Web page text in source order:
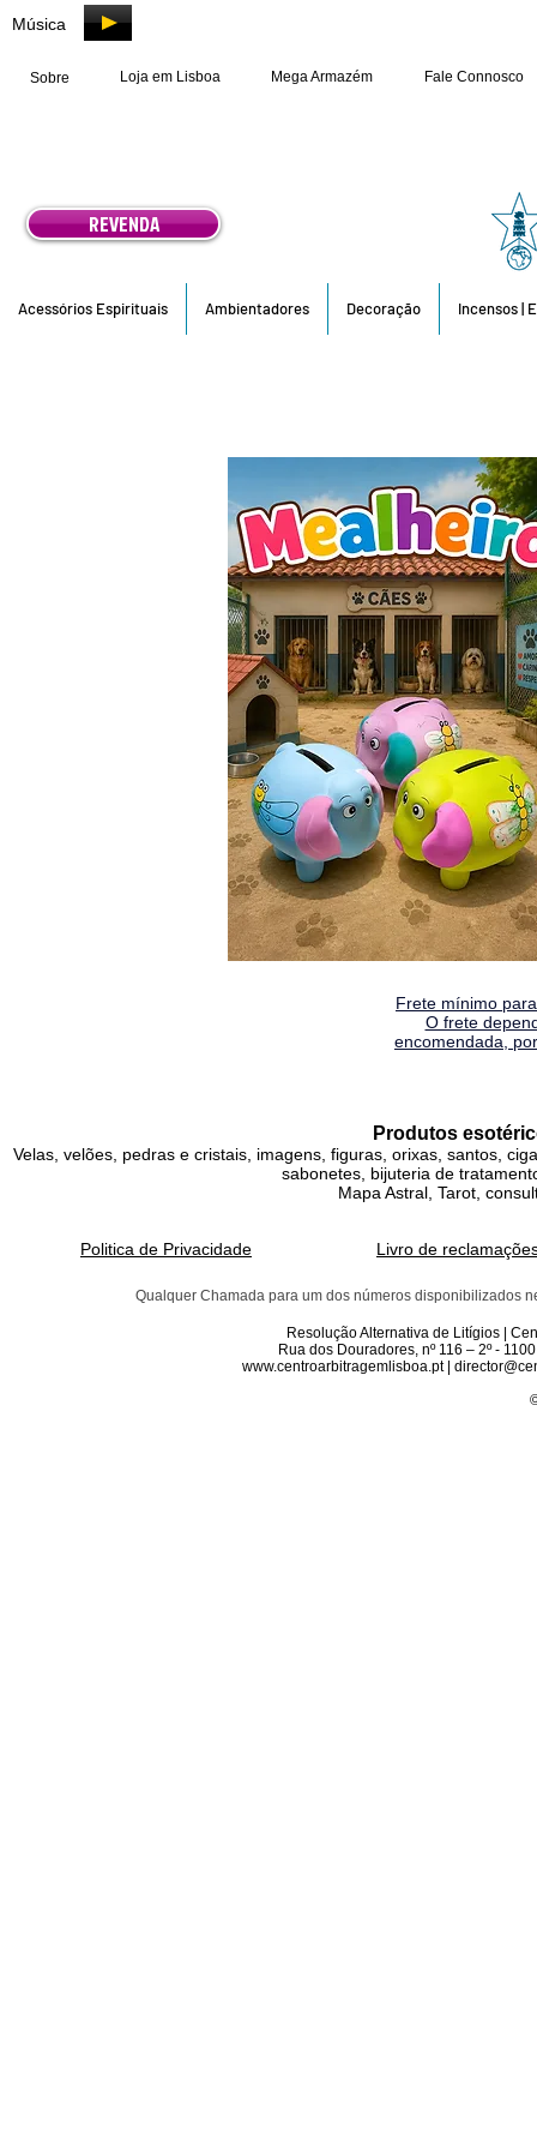
Música
Sobre Loja em Lisboa Mega Armazém Fale Connosco
REVENDA
Acessórios Espirituais Ambientadores Decoração Incensos |
Frete mínimo
O frete
encomendada,
Produtos
Velas, velões, pedras e cristais, imagens, figuras, orixas, santos,
sabonetes, bijuteria de
Mapa Astral, Tarot,
Politica de Privacidade Livro de
Qualquer Chamada para um dos números disponibilizados
Resolução Alternativa de Litígios |
Rua dos Douradores, nº 116 – 2º -
www.centroarbitragemlisboa.pt |